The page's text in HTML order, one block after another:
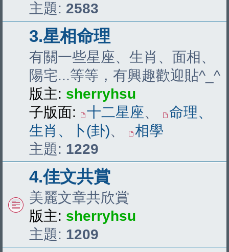
主題: 2583
3.星相命理
有關一些星座、生肖、面相、
陽宅...等等，有興趣歡迎貼^_^
版主: sherryhsu
子版面:
十二星座、
命理、
生肖、卜(卦)、
相學
主題: 1229
4.佳文共賞
美麗文章共欣賞
版主: sherryhsu
主題: 1209